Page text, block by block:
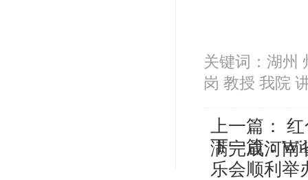
关键词：湖州
岗 教授 我院
上一篇：
满完成河南
下一篇：
乐会顺利举